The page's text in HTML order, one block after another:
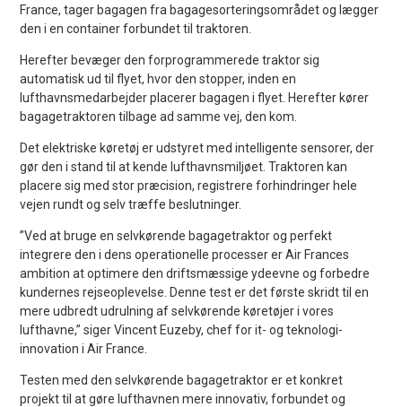
France, tager bagagen fra bagagesorteringsområdet og lægger
den i en container forbundet til traktoren.
Herefter bevæger den forprogrammerede traktor sig
automatisk ud til flyet, hvor den stopper, inden en
lufthavnsmedarbejder placerer bagagen i flyet. Herefter kører
bagagetraktoren tilbage ad samme vej, den kom.
Det elektriske køretøj er udstyret med intelligente sensorer, der
gør den i stand til at kende lufthavnsmiljøet. Traktoren kan
placere sig med stor præcision, registrere forhindringer hele
vejen rundt og selv træffe beslutninger.
”Ved at bruge en selvkørende bagagetraktor og perfekt
integrere den i dens operationelle processer er Air Frances
ambition at optimere den driftsmæssige ydeevne og forbedre
kundernes rejseoplevelse. Denne test er det første skridt til en
mere udbredt udrulning af selvkørende køretøjer i vores
lufthavne,” siger Vincent Euzeby, chef for it- og teknologi-
innovation i Air France.
Testen med den selvkørende bagagetraktor er et konkret
projekt til at gøre lufthavnen mere innovativ, forbundet og